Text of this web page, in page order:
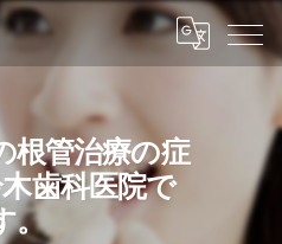
根管治療の症
歯科医院で
。